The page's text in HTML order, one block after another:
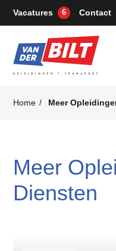
Vacatures 6 Contact
Home Meer
Meer
Diensten